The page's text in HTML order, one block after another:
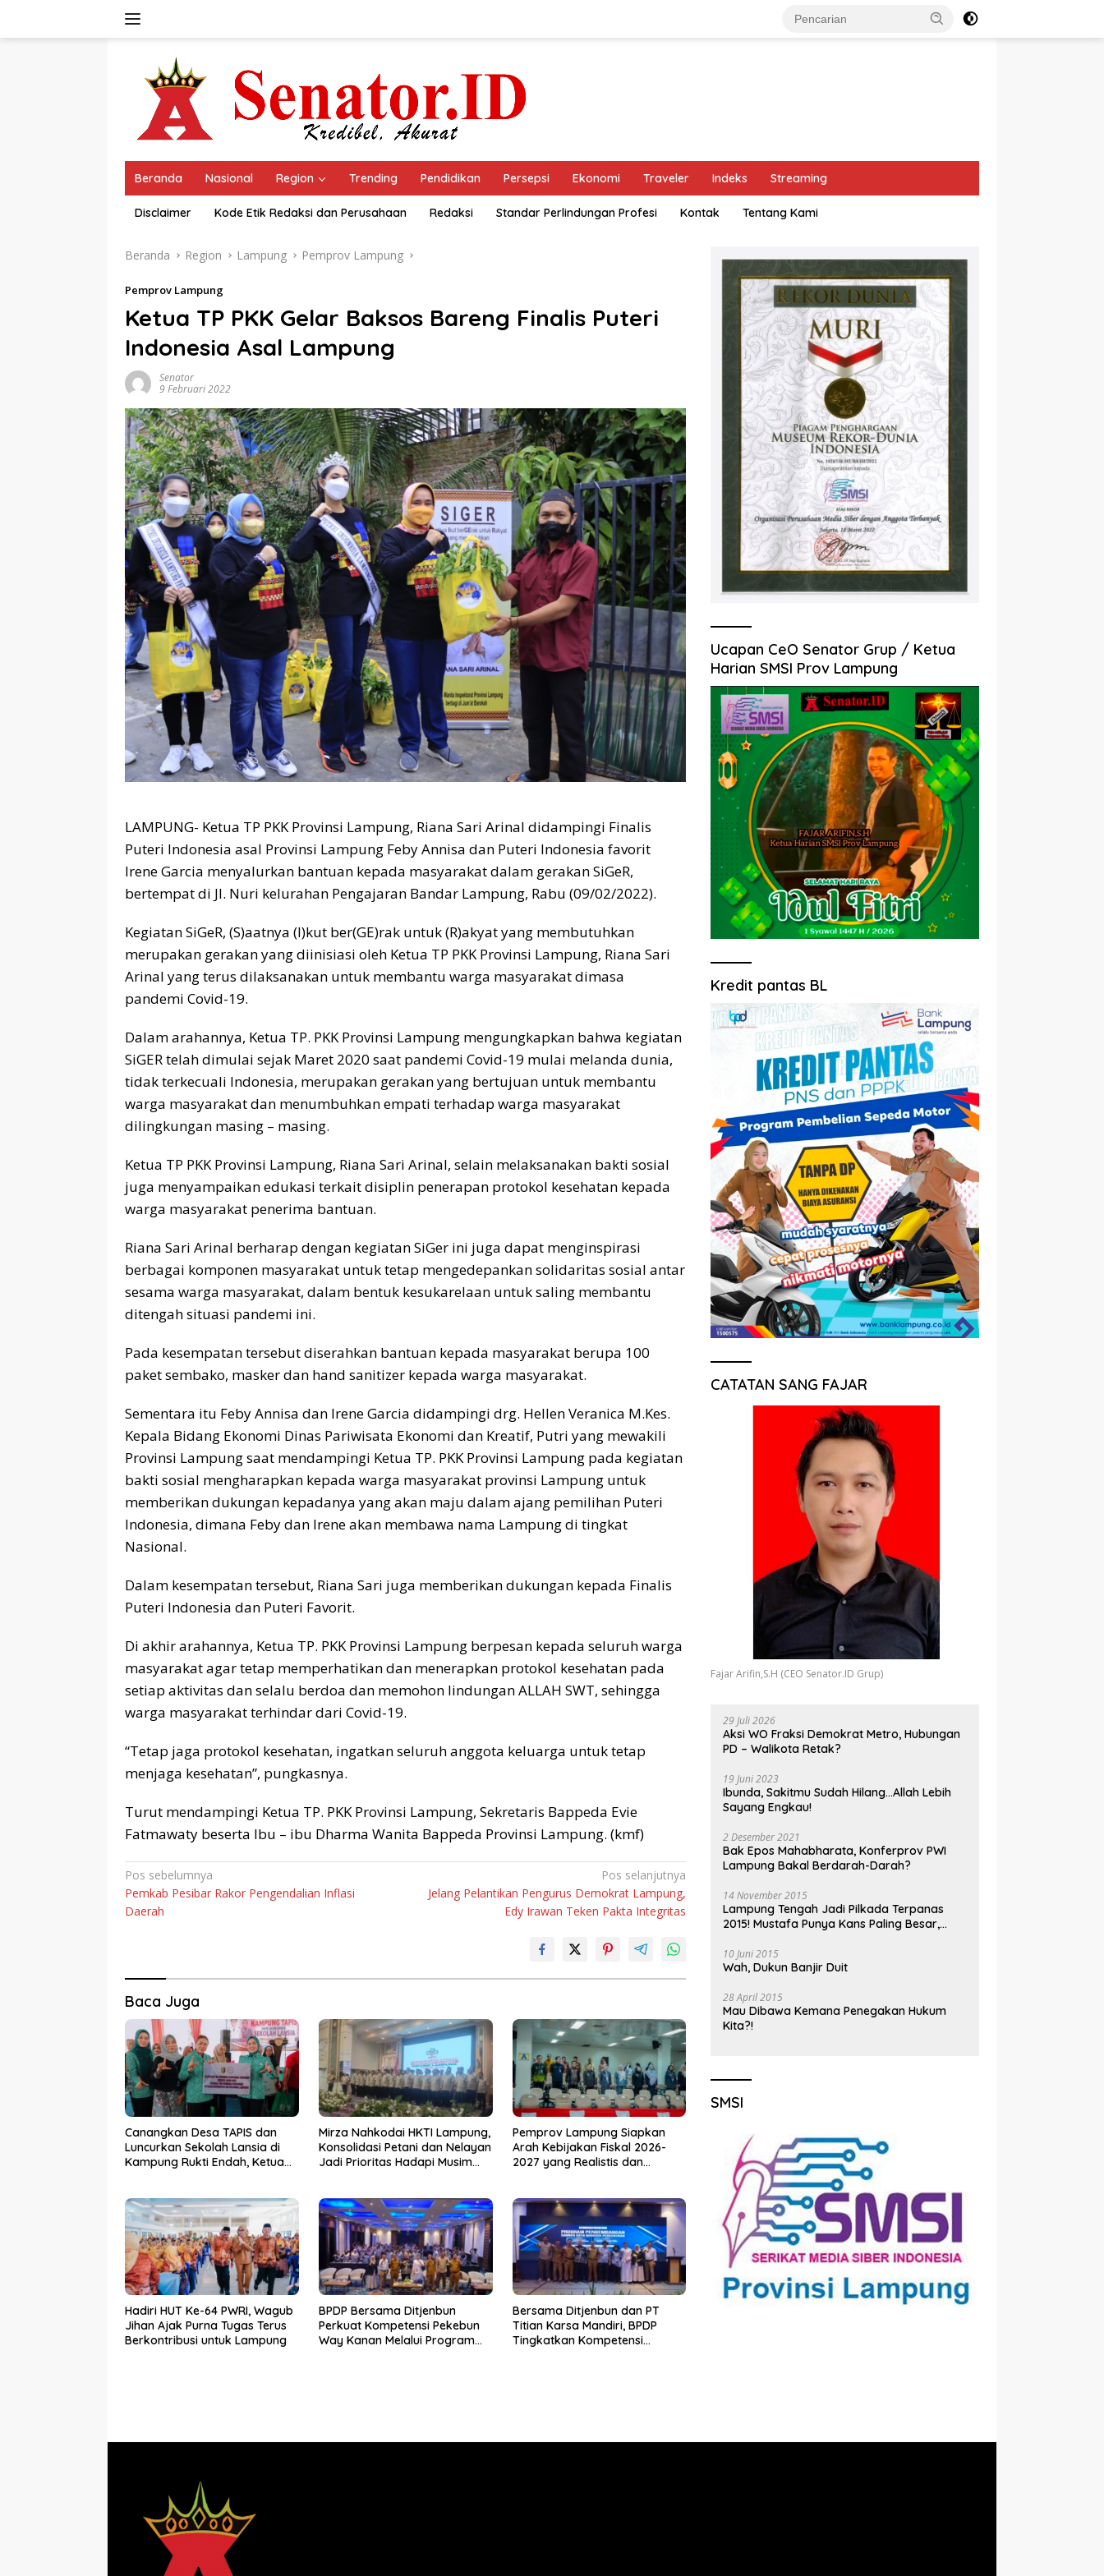
Beranda Nasional Region Trending Pendidikan Persepsi Ekonomi Traveler Indeks Streaming
Disclaimer Kode Etik Redaksi dan Perusahaan Redaksi Standar Perlindungan Profesi Kontak Tentang Kami
Beranda Region Lampung Pemprov Lampung
Pemprov Lampung
Ketua TP PKK Gelar Baksos Bareng Finalis Puteri
Indonesia Asal Lampung
Senator
9 Februari 2022
LAMPUNG- Ketua TP PKK Provinsi Lampung, Riana Sari Arinal didampingi Finalis
Puteri Indonesia asal Provinsi Lampung Feby Annisa dan Puteri Indonesia favorit
Irene Garcia menyalurkan bantuan kepada masyarakat dalam gerakan SiGeR,
bertempat di Jl. Nuri kelurahan Pengajaran Bandar Lampung, Rabu (09/02/2022).
Kegiatan SiGeR, (S)aatnya (I)kut ber(GE)rak untuk (R)akyat yang membutuhkan
merupakan gerakan yang diinisiasi oleh Ketua TP PKK Provinsi Lampung, Riana Sari
Arinal yang terus dilaksanakan untuk membantu warga masyarakat dimasa
pandemi Covid-19.
Dalam arahannya, Ketua TP. PKK Provinsi Lampung mengungkapkan bahwa kegiatan
SiGER telah dimulai sejak Maret 2020 saat pandemi Covid-19 mulai melanda dunia,
tidak terkecuali Indonesia, merupakan gerakan yang bertujuan untuk membantu
warga masyarakat dan menumbuhkan empati terhadap warga masyarakat
dilingkungan masing – masing.
Ketua TP PKK Provinsi Lampung, Riana Sari Arinal, selain melaksanakan bakti sosial
juga menyampaikan edukasi terkait disiplin penerapan protokol kesehatan kepada
warga masyarakat penerima bantuan.
Riana Sari Arinal berharap dengan kegiatan SiGer ini juga dapat menginspirasi
berbagai komponen masyarakat untuk tetap mengedepankan solidaritas sosial antar
sesama warga masyarakat, dalam bentuk kesukarelaan untuk saling membantu
ditengah situasi pandemi ini.
Pada kesempatan tersebut diserahkan bantuan kepada masyarakat berupa 100
paket sembako, masker dan hand sanitizer kepada warga masyarakat.
Sementara itu Feby Annisa dan Irene Garcia didampingi drg. Hellen Veranica M.Kes.
Kepala Bidang Ekonomi Dinas Pariwisata Ekonomi dan Kreatif, Putri yang mewakili
Provinsi Lampung saat mendampingi Ketua TP. PKK Provinsi Lampung pada kegiatan
bakti sosial mengharapkan kepada warga masyarakat provinsi Lampung untuk
memberikan dukungan kepadanya yang akan maju dalam ajang pemilihan Puteri
Indonesia, dimana Feby dan Irene akan membawa nama Lampung di tingkat
Nasional.
Dalam kesempatan tersebut, Riana Sari juga memberikan dukungan kepada Finalis
Puteri Indonesia dan Puteri Favorit.
Di akhir arahannya, Ketua TP. PKK Provinsi Lampung berpesan kepada seluruh warga
masyarakat agar tetap memperhatikan dan menerapkan protokol kesehatan pada
setiap aktivitas dan selalu berdoa dan memohon lindungan ALLAH SWT, sehingga
warga masyarakat terhindar dari Covid-19.
“Tetap jaga protokol kesehatan, ingatkan seluruh anggota keluarga untuk tetap
menjaga kesehatan”, pungkasnya.
Turut mendampingi Ketua TP. PKK Provinsi Lampung, Sekretaris Bappeda Evie
Fatmawaty beserta Ibu – ibu Dharma Wanita Bappeda Provinsi Lampung. (kmf)
Navigasi
pos
Pos sebelumnya
Pemkab Pesibar Rakor Pengendalian Inflasi
Daerah
Pos selanjutnya
Jelang Pelantikan Pengurus Demokrat Lampung,
Edy Irawan Teken Pakta Integritas
Baca Juga
Canangkan Desa TAPIS dan
Luncurkan Sekolah Lansia di
Kampung Rukti Endah, Ketua
dari Desa
Mirza Nahkodai HKTI Lampung,
Konsolidasi Petani dan Nelayan
Jadi Prioritas Hadapi Musim
Pemprov Lampung Siapkan
Arah Kebijakan Fiskal 2026-
2027 yang Realistis dan
Hadiri HUT Ke-64 PWRI, Wagub
Jihan Ajak Purna Tugas Terus
Berkontribusi untuk Lampung
BPDP Bersama Ditjenbun
Perkuat Kompetensi Pekebun
Way Kanan Melalui Program
Bersama Ditjenbun dan PT
Titian Karsa Mandiri, BPDP
Tingkatkan Kompetensi
Ucapan CeO Senator Grup / Ketua
Harian SMSI Prov Lampung
Kredit pantas BL
CATATAN SANG FAJAR
Fajar Arifin,S.H (CEO Senator.ID Grup)
29 Juli 2026
Aksi WO Fraksi Demokrat Metro, Hubungan
PD – Walikota Retak?
19 Juni 2023
Ibunda, Sakitmu Sudah Hilang…Allah Lebih
Sayang Engkau!
2 Desember 2021
Bak Epos Mahabharata, Konferprov PWI
Lampung Bakal Berdarah-Darah?
14 November 2015
Lampung Tengah Jadi Pilkada Terpanas
2015! Mustafa Punya Kans Paling Besar,
10 Juni 2015
Wah, Dukun Banjir Duit
28 April 2015
Mau Dibawa Kemana Penegakan Hukum
Kita?!
SMSI